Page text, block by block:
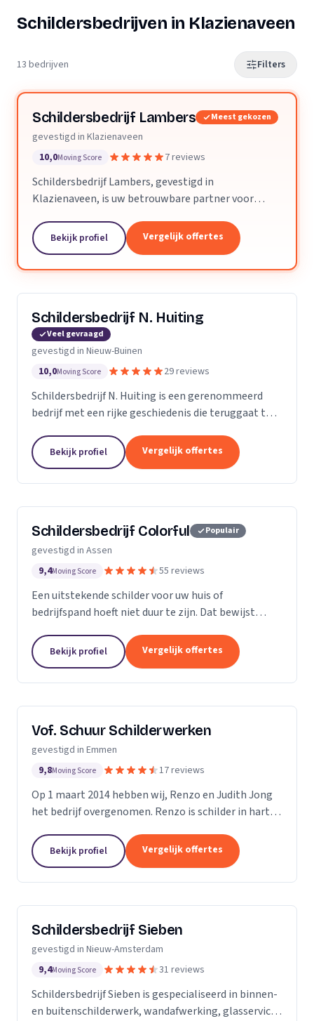
Schildersbedrijven in Klazienaveen
13 bedrijven Filters
Schildersbedrijf Lambers Meest gekozen
gevestigd in Klazienaveen
10,0Moving Score 7 reviews
Schildersbedrijf Lambers, gevestigd in
Klazienaveen, is uw betrouwbare partner voor
wandafwerking. Als klein bedrijf bieden we u de
persoonlijke aandacht...
Bekijk profiel Vergelijk offertes
Schildersbedrijf N. Huiting
Veel gevraagd
gevestigd in Nieuw-Buinen
10,0Moving Score 29 reviews
Schildersbedrijf N. Huiting is een gerenommeerd
bedrijf met een rijke geschiedenis die teruggaat tot
totaalonderhoud van uw pand of woning, met een
breed scala...
Bekijk profiel Vergelijk offertes
Schildersbedrijf Colorful Populair
gevestigd in Assen
9,4Moving Score 55 reviews
Een uitstekende schilder voor uw huis of
bedrijfspand hoeft niet duur te zijn. Dat bewijst
vakkennis en vele jaren ervaring leveren wij...
Bekijk profiel Vergelijk offertes
Vof. Schuur Schilderwerken
gevestigd in Emmen
9,8Moving Score 17 reviews
Op 1 maart 2014 hebben wij, Renzo en Judith Jong
het bedrijf overgenomen. Renzo is schilder in hart
bij Schuur. Renzo is een gedreven vakman,...
Bekijk profiel Vergelijk offertes
Schildersbedrijf Sieben
gevestigd in Nieuw-Amsterdam
9,4Moving Score 31 reviews
Schildersbedrijf Sieben is gespecialiseerd in binnen-
en buitenschilderwerk, wandafwerking, glasservice,